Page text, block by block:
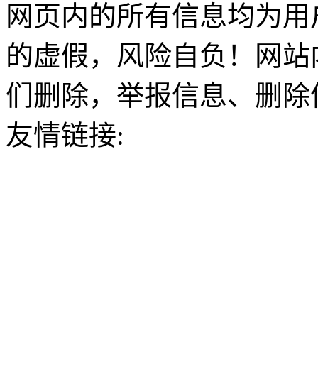
网页内的所有信息均为
的虚假，风险自负！网
们删除，举报信息、删
友情链接: